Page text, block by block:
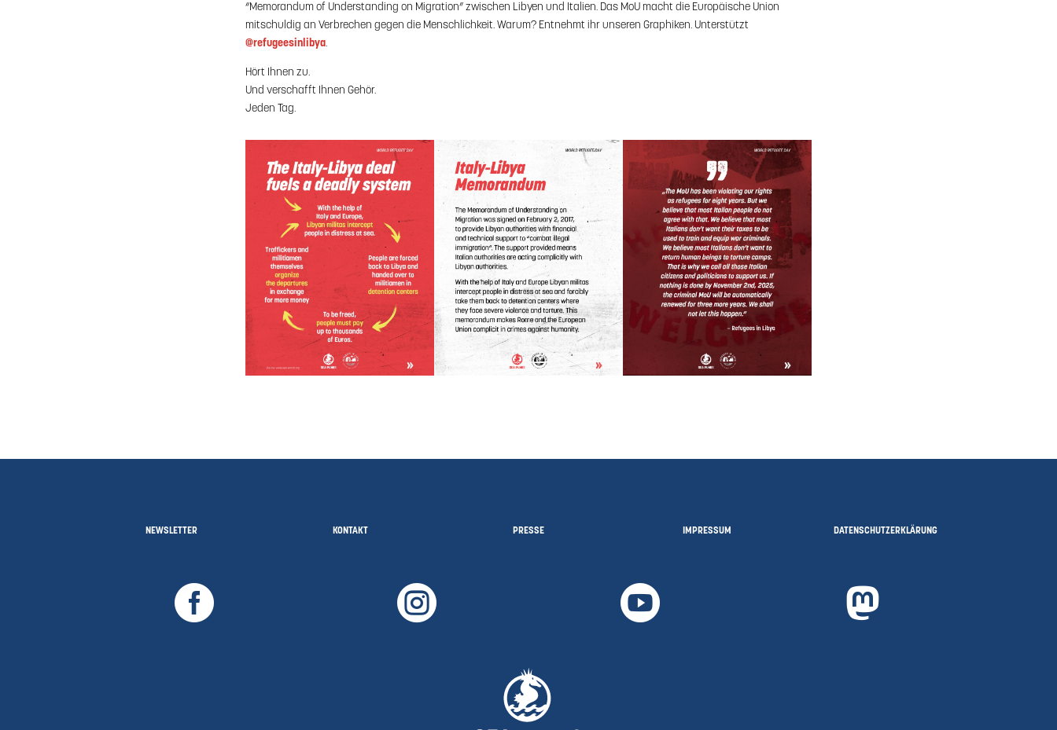
“Memorandum of Understanding on Migration” zwischen Libyen und Italien. Das MoU macht die Europäische Union
mitschuldig an Verbrechen gegen die Menschlichkeit. Warum? Entnehmt ihr unseren Graphiken. Unterstützt
@refugeesinlibya.
Hört Ihnen zu.
Und verschafft Ihnen Gehör.
Jeden Tag.
NEWSLETTER KONTAKT PRESSE IMPRESSUM DATENSCHUTZERKLÄRUNG
   